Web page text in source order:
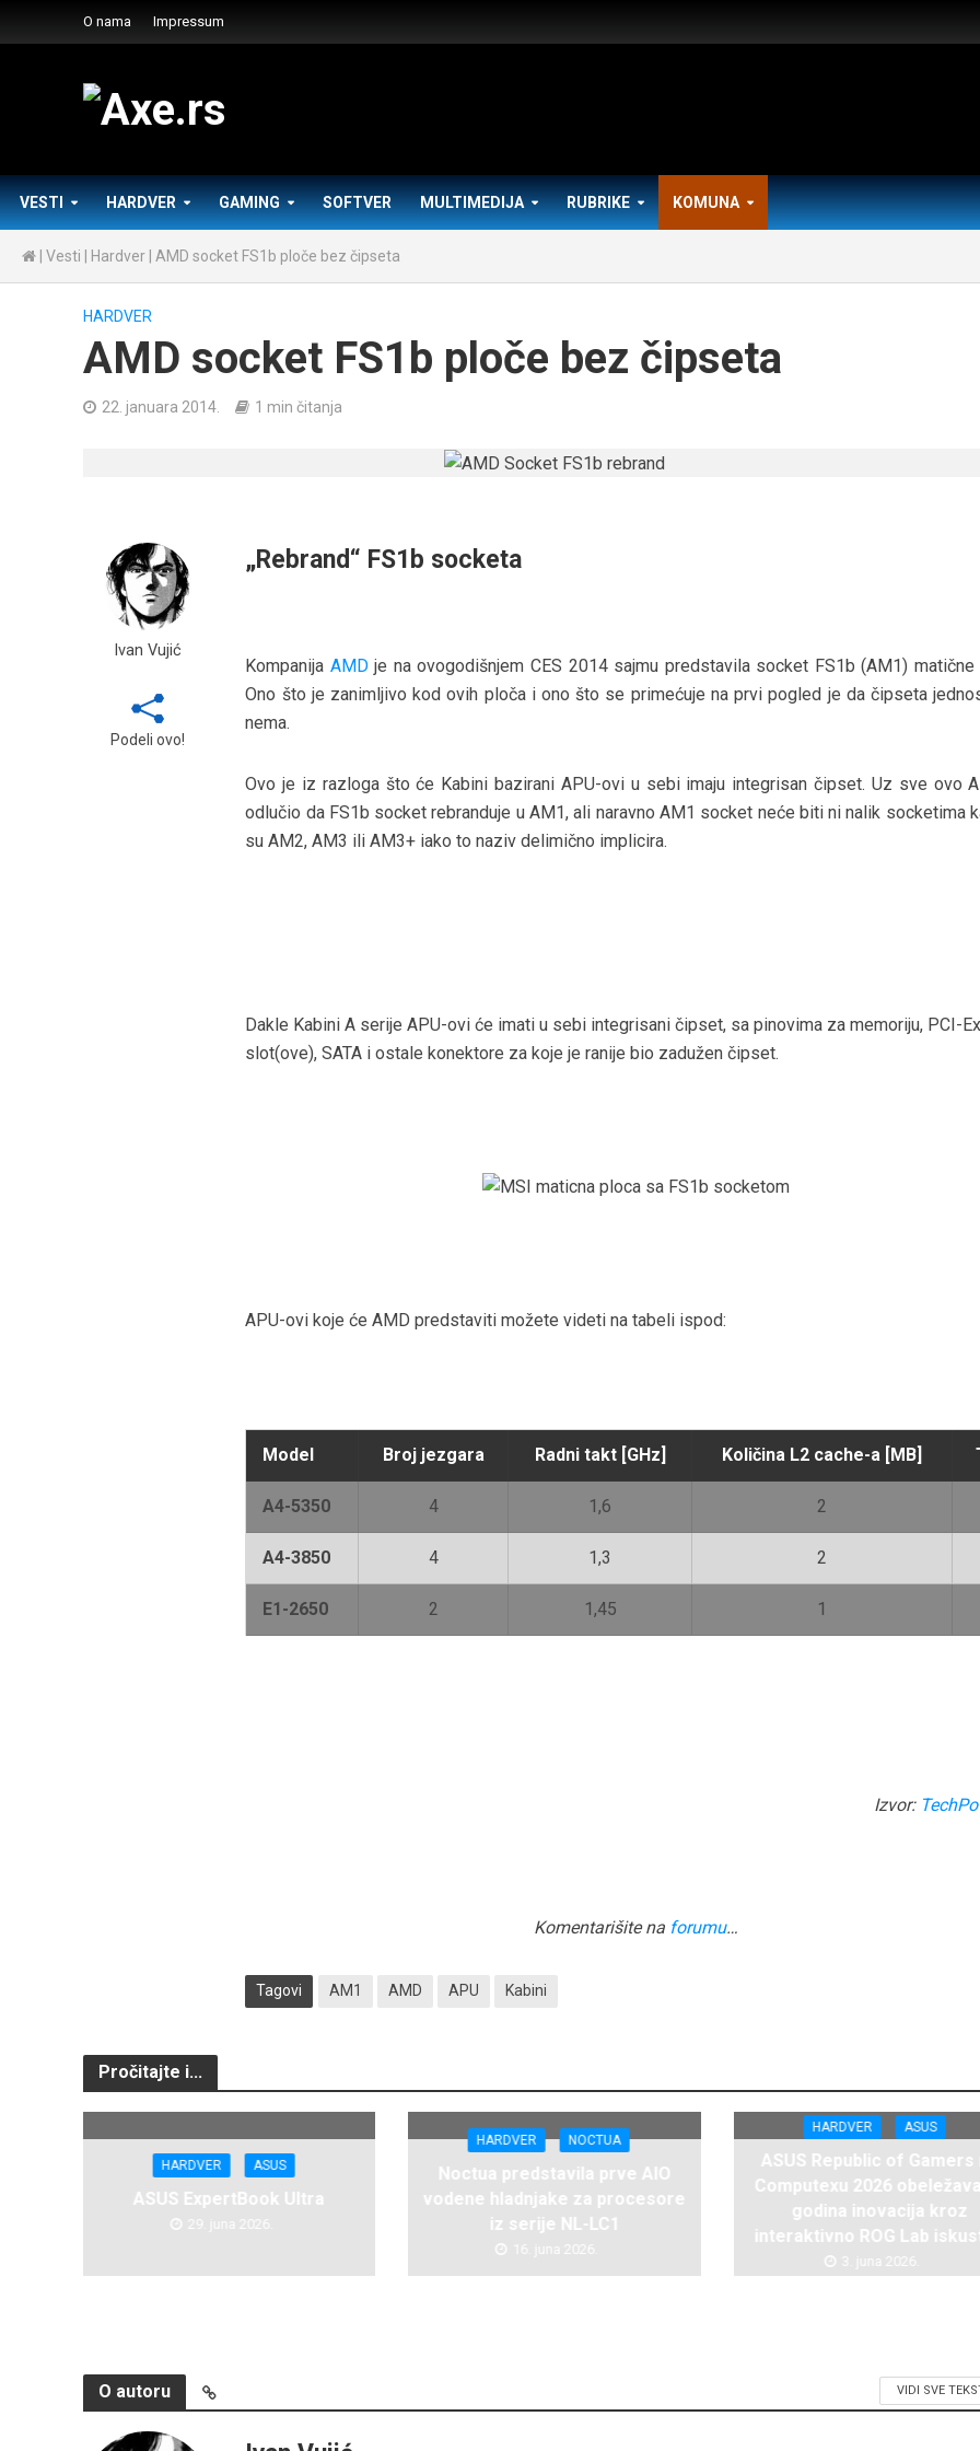
O nama Impressum
VESTI HARDVER GAMING SOFTVER MULTIMEDIJA RUBRIKE KOMUNA
Vesti Hardver AMD socket FS1b ploče bez čipseta
HARDVER
AMD socket FS1b ploče bez čipseta
22. januara 2014. 1 min čitanja
Ivan Vujić
Podeli ovo!
„Rebrand“ FS1b socketa
Kompanija AMDje na ovogodišnjem CES 2014 sajmu predstavila socket FS1b (AM1) matične
Ono što je zanimljivo kod ovih ploča i ono što se primećuje na prvi pogled je da čipseta
nema.
Ovo je iz razloga što će Kabini bazirani APU-ovi u sebi imaju integrisan čipset. Uz sve ovo
odlučio da FS1b socket rebranduje u AM1, ali naravno AM1 socket neće biti ni nalik socketima
su AM2, AM3 ili AM3+ iako to naziv delimično implicira.
Dakle Kabini A serije APU-ovi će imati u sebi integrisani čipset, sa pinovima za memoriju, PCI-
slot(ove), SATA i ostale konektore za koje je ranije bio zadužen čipset.
APU-ovi koje će AMD predstaviti možete videti na tabeli ispod:
Model Broj jezgara Radni takt [GHz] Količina L2 cache-a [MB]
A4-5350 4 1,6 2
A4-3850 4 1,3 2
E1-2650 2 1,45 1
Izvor:
Komentarišite na forumu…
Tagovi AM1 AMD APU Kabini
Pročitajte i...
HARDVER ASUS
ASUS ExpertBook Ultra
29. juna 2026.
HARDVER NOCTUA
Noctua predstavila prve AIO
vodene hladnjake za procesore
iz serije NL-LC1
16. juna 2026.
HARDVER ASUS
ASUS Republic of Gamers
Computexu 2026
godina inovacija kroz
interaktivno ROG Lab
3. juna 2026.
O autoru VIDI SVE